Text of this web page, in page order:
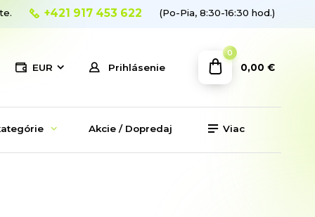
EUR Prihlásenie
+421 917 453 622 (Po-Pia, 8:30-16:30 hod.)
0
0,00 €
Akcie / Dopredaj Viac